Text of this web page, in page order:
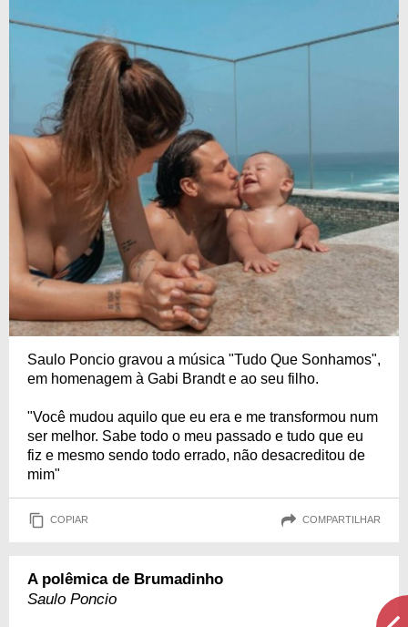
Saulo Poncio gravou a música "Tudo Que Sonhamos",
em homenagem à Gabi Brandt e ao seu filho.
"Você mudou aquilo que eu era e me transformou num
ser melhor. Sabe todo o meu passado e tudo que eu
fiz e mesmo sendo todo errado, não desacreditou de
mim"
COPIAR COMPARTILHAR
A polêmica de Brumadinho
Saulo Poncio